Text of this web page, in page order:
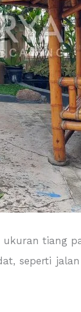
tiang
seperti